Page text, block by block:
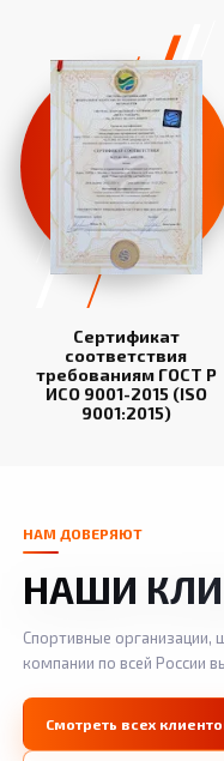
Сертификат
соответствия
требованиям ГОСТ Р
ИСО 9001-2015 (ISO
9001:2015)
НАМ ДОВЕРЯЮТ
НАШИ
Спортивные организации,
компании по всей России
Смотреть всех